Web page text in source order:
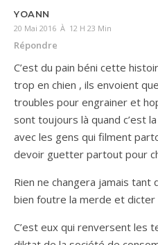
YOANN
20 Mai 2016 À 12 H 23 Min
Répondre
C’est du pain béni cette
trop en chien , ils envoient
troubles pour engrainer et
sont toujours là quand c’est
avec les gens qui filment
devoir guetter partout pour
Rien ne changera jamais
bien foutre la merde et dicter
C’est eux qui renversent les